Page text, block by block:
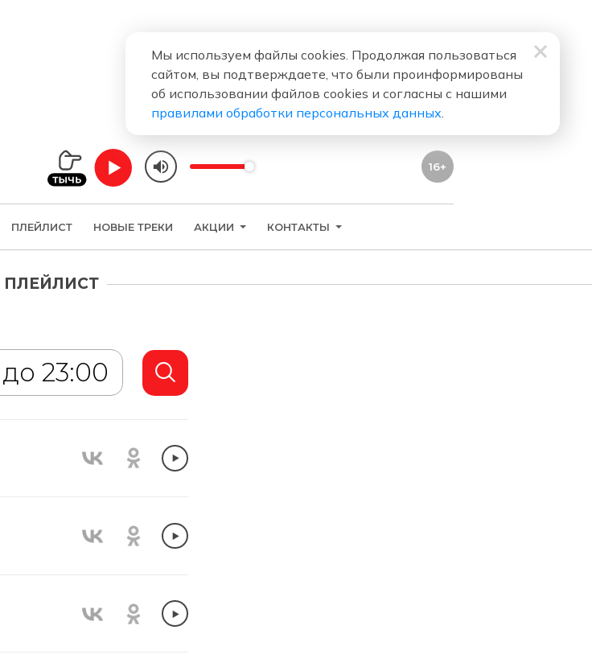
16+
ПЛЕЙЛИСТ НОВЫЕ ТРЕКИ АКЦИИ КОНТАКТЫ
ПЛЕЙЛИСТ
Мы используем файлы cookies. Продолжая пользоваться
сайтом, вы подтверждаете, что были проинформированы
об использовании файлов cookies и согласны с нашими
правилами обработки персональных данных.